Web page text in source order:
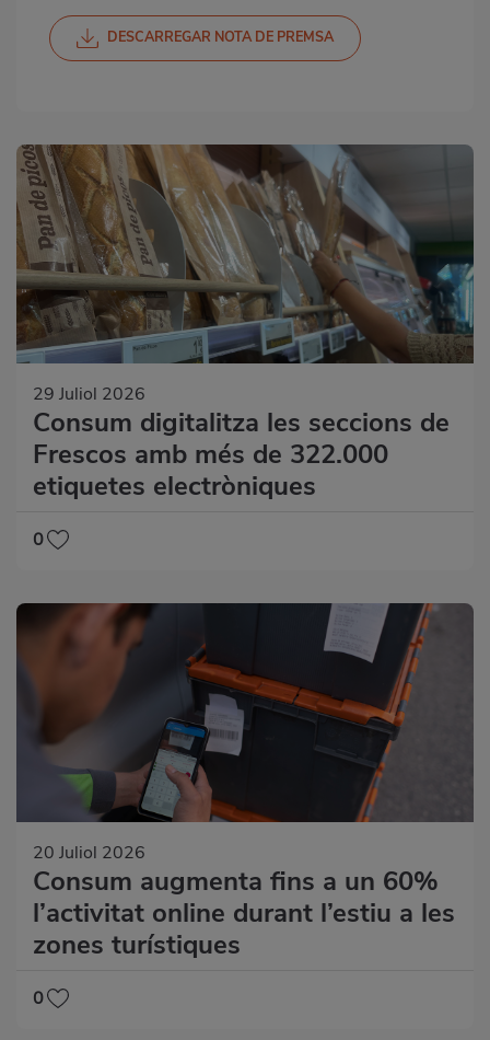
DESCARREGAR NOTA DE PREMSA
29 Juliol 2026
Consum digitalitza les seccions de
Frescos amb més de 322.000
etiquetes electròniques
0
20 Juliol 2026
Consum augmenta fins a un 60%
l’activitat online durant l’estiu a les
zones turístiques
0